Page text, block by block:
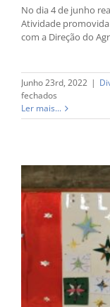
No dia 4 de junho
Atividade promovida
com a Direção do
Junho 23rd, 2022 |
fechados
Sábado
em
Ler mais...